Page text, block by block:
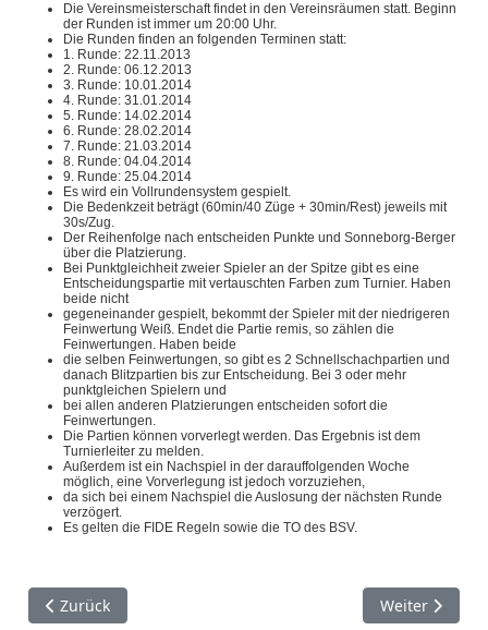
Die Vereinsmeisterschaft findet in den Vereinsräumen statt. Beginn
der Runden ist immer um 20:00 Uhr.
Die Runden finden an folgenden Terminen statt:
1. Runde: 22.11.2013
2. Runde: 06.12.2013
3. Runde: 10.01.2014
4. Runde: 31.01.2014
5. Runde: 14.02.2014
6. Runde: 28.02.2014
7. Runde: 21.03.2014
8. Runde: 04.04.2014
9. Runde: 25.04.2014
Es wird ein Vollrundensystem gespielt.
Die Bedenkzeit beträgt (60min/40 Züge + 30min/Rest) jeweils mit
30s/Zug.
Der Reihenfolge nach entscheiden Punkte und Sonneborg-Berger
über die Platzierung.
Bei Punktgleichheit zweier Spieler an der Spitze gibt es eine
Entscheidungspartie mit vertauschten Farben zum Turnier. Haben
beide nicht
gegeneinander gespielt, bekommt der Spieler mit der niedrigeren
Feinwertung Weiß. Endet die Partie remis, so zählen die
Feinwertungen. Haben beide
die selben Feinwertungen, so gibt es 2 Schnellschachpartien und
danach Blitzpartien bis zur Entscheidung. Bei 3 oder mehr
punktgleichen Spielern und
bei allen anderen Platzierungen entscheiden sofort die
Feinwertungen.
Die Partien können vorverlegt werden. Das Ergebnis ist dem
Turnierleiter zu melden.
Außerdem ist ein Nachspiel in der darauffolgenden Woche
möglich, eine Vorverlegung ist jedoch vorzuziehen,
da sich bei einem Nachspiel die Auslosung der nächsten Runde
verzögert.
Es gelten die FIDE Regeln sowie die TO des BSV.
Vorheriger Beitrag: VM Schnellschach 14/15
Zurück Nächster
Weiter